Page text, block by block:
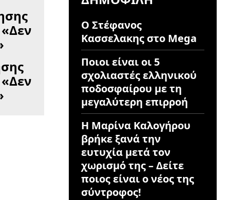
Ο Στέφανος
Κασσελακης στο Mega
Ποιοι είναι οι 5
σχολιαστές ελληνικού
ποδοσφαίρου με τη
μεγαλύτερη επιρροή
Η Μαρίνα Καλογήρου
βρήκε ξανά την
ευτυχία μετά τον
χωρισμό της – Δείτε
ποιος είναι ο νέος της
σύντροφος!